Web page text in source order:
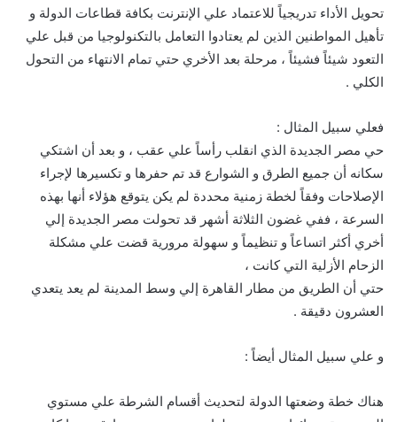
تحويل الأداء تدريجياً للاعتماد علي الإنترنت بكافة قطاعات الدولة و
تأهيل المواطنين الذين لم يعتادوا التعامل بالتكنولوجيا من قبل علي
التعود شيئاً فشيئاً ، مرحلة بعد الأخري حتي تمام الانتهاء من التحول
الكلي .
فعلي سبيل المثال :
حي مصر الجديدة الذي انقلب رأساً علي عقب ، و بعد أن اشتكي
سكانه أن جميع الطرق و الشوارع قد تم حفرها و تكسيرها لإجراء
الإصلاحات وفقاً لخطة زمنية محددة لم يكن يتوقع هؤلاء أنها بهذه
السرعة ، ففي غضون الثلاثة أشهر قد تحولت مصر الجديدة إلي
أخري أكثر اتساعاً و تنظيماً و سهولة مرورية قضت علي مشكلة
الزحام الأزلية التي كانت ،
حتي أن الطريق من مطار القاهرة إلي وسط المدينة لم يعد يتعدي
العشرون دقيقة .
و علي سبيل المثال أيضاً :
هناك خطة وضعتها الدولة لتحديث أقسام الشرطة علي مستوي